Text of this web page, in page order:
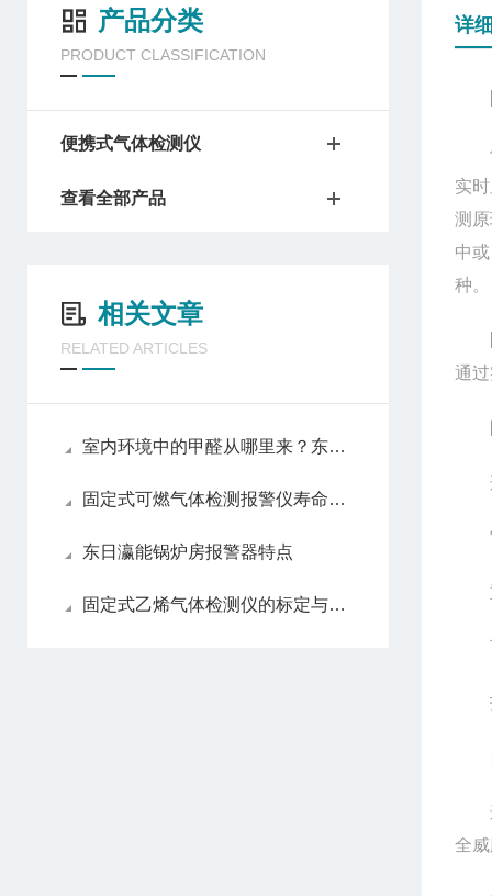
产品分类
PRODUCT CLASSIFICATION
便携式气体检测仪
查看全部产品
相关文章
RELATED ARTICLES
室内环境中的甲醛从哪里来？东日瀛能科技科普
固定式可燃气体检测报警仪寿命到期前有哪些征兆？
东日瀛能锅炉房报警器特点
固定式乙烯气体检测仪的标定与校准方法研究
详
便
实
测
中
种。
通
这
它
重
可
指
这
全